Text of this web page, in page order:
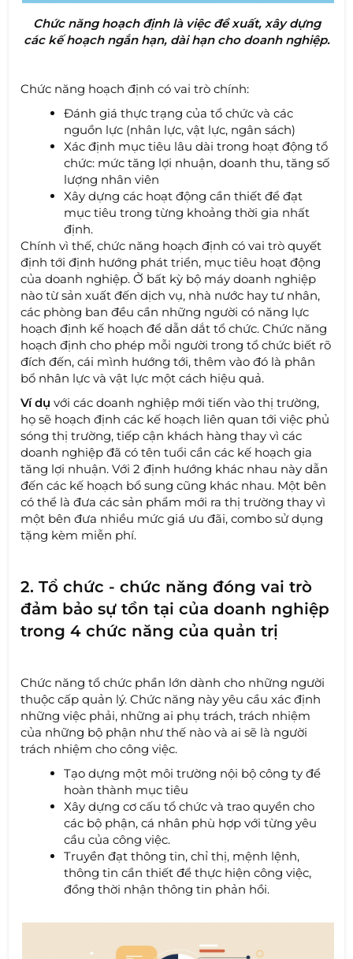
Chức năng hoạch định là việc đề xuất, xây dựng
các kế hoạch ngắn hạn, dài hạn cho doanh nghiệp.
Chức năng hoạch định có vai trò chính:
Đánh giá thực trạng của tổ chức và các
nguồn lực (nhân lực, vật lực, ngân sách)
Xác định mục tiêu lâu dài trong hoạt động tổ
chức: mức tăng lợi nhuận, doanh thu, tăng số
lượng nhân viên
Xây dựng các hoạt động cần thiết để đạt
mục tiêu trong từng khoảng thời gia nhất
định.
Chính vì thế, chức năng hoạch định có vai trò quyết
định tới định hướng phát triển, mục tiêu hoạt động
của doanh nghiệp. Ở bất kỳ bộ máy doanh nghiệp
nào từ sản xuất đến dịch vụ, nhà nước hay tư nhân,
các phòng ban đều cần những người có năng lực
hoạch định kế hoạch để dẫn dắt tổ chức. Chức năng
hoạch định cho phép mỗi người trong tổ chức biết rõ
đích đến, cái mình hướng tới, thêm vào đó là phân
bổ nhân lực và vật lực một cách hiệu quả.
Ví dụ với các doanh nghiệp mới tiến vào thị trường,
họ sẽ hoạch định các kế hoạch liên quan tới việc phủ
sóng thị trường, tiếp cận khách hàng thay vì các
doanh nghiệp đã có tên tuổi cần các kế hoạch gia
tăng lợi nhuận. Với 2 định hướng khác nhau này dẫn
đến các kế hoạch bổ sung cũng khác nhau. Một bên
có thể là đưa các sản phẩm mới ra thị trường thay vì
một bên đưa nhiều mức giá ưu đãi, combo sử dụng
tặng kèm miễn phí.
2. Tổ chức - chức năng đóng vai trò
đảm bảo sự tồn tại của doanh nghiệp
trong 4 chức năng của quản trị
Chức năng tổ chức phần lớn dành cho những người
thuộc cấp quản lý. Chức năng này yêu cầu xác định
những việc phải, những ai phụ trách, trách nhiệm
của những bộ phận như thế nào và ai sẽ là người
trách nhiệm cho công việc.
Tạo dựng một môi trường nội bộ công ty để
hoàn thành mục tiêu
Xây dựng cơ cấu tổ chức và trao quyền cho
các bộ phận, cá nhân phù hợp với từng yêu
cầu của công việc.
Truyền đạt thông tin, chỉ thị, mệnh lệnh,
thông tin cần thiết để thực hiện công việc,
đồng thời nhận thông tin phản hồi.